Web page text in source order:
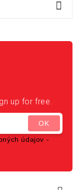

up for free.
údajov -